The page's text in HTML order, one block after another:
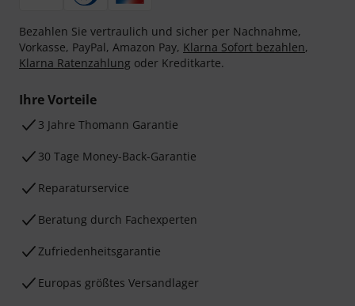
Bezahlen Sie vertraulich und sicher per Nachnahme,
Vorkasse, PayPal, Amazon Pay, Klarna Sofort bezahlen,
Klarna Ratenzahlung oder Kreditkarte.
Ihre Vorteile
3 Jahre Thomann Garantie
30 Tage Money-Back-Garantie
Reparaturservice
Beratung durch Fachexperten
Zufriedenheitsgarantie
Europas größtes Versandlager